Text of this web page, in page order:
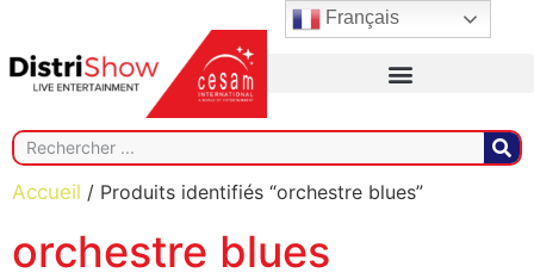
Accueil / Produits identifiés “orchestre blues”
orchestre blues
Français